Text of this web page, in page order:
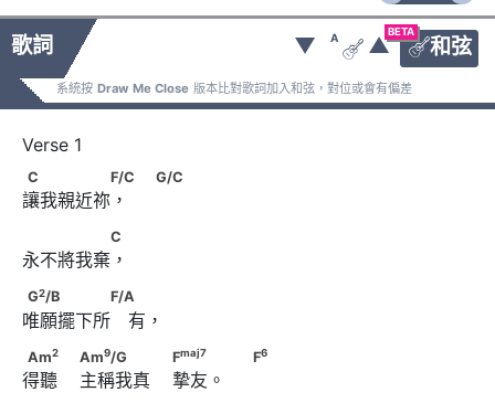
歌詞
BETA
和弦
▼ A
 ▲
系統按 Draw Me Close 版本比對歌詞加入和弦，對位或會有偏差
C　　　　　F/C                               G/C
C F/C G/C
讓我親近祢，
C
C
永不將我棄，
G2/B　　　　　F/A
G2/B F/A
唯願擺下所　有，
Am2 Am 9/G
F
maj7 F
Am2 Am9/G Fmaj7 F6
得聽    主稱我真    摯友。